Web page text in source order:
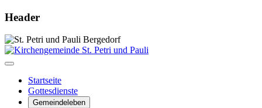
Header
Startseite
Gottesdienste
Gemeindeleben